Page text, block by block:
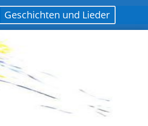
Geschichten und Lieder